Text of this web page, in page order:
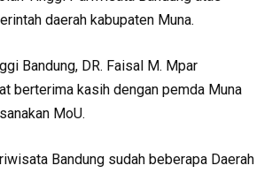
daerah kabupaten Muna.
Bandung, DR. Faisal M. Mpar
berterima kasih dengan pemda Muna
MoU.
Bandung sudah beberapa Daerah